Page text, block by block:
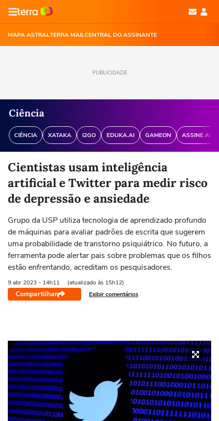
MAPA ASTRALTERRA MAILCENTRAL DO ASSINANTE
PUBLICIDADE
Ciência
CIÊNCIA XATAKA I2GO EDUKA.AI GAMEON ASSINE
Cientistas usam inteligência
artificial e Twitter para medir risco
de depressão e ansiedade
Grupo da USP utiliza tecnologia de aprendizado profundo
de máquinas para avaliar padrões de escrita que sugerem
uma probabilidade de transtorno psiquiátrico. No futuro, a
ferramenta pode alertar pais sobre problemas que os filhos
estão enfrentando, acreditam os pesquisadores.
9 abr 2023 - 14h11 (atualizado às 15h12)
Compartilhar Exibir comentários